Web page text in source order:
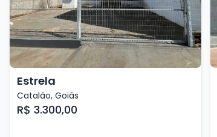
Estrela
Catalão, Goiás
R$ 3.300,00